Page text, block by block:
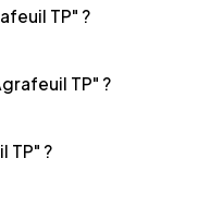
TP" ?
TP" ?
TP" ?